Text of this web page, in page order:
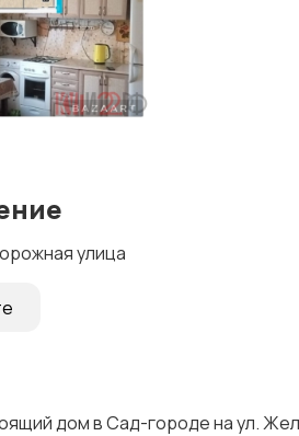
улица
дом в Сад-городе на ул.